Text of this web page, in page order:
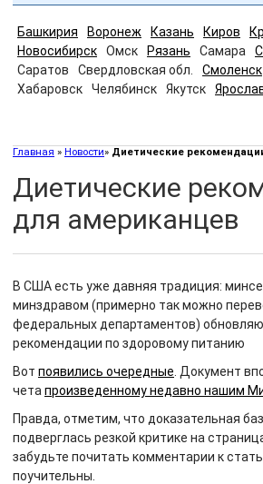
Башкирия Воронеж Казань Киров
Новосибирск
Омск Рязань Самара
Саратов
Свердловская обл. Смоленск
Хабаровск
Челябинск Якутск
Главная » Новости» Диетические
Диетические
для американцев
В США есть уже давняя традиция:
минздравом (примерно так можно
федеральных департаментов)
рекомендации по здоровому питанию
Вот появились очередные . Документ
чета произведенному недавно нашим
Правда, отметим, что доказательная
подверглась резкой критике на
забудьте почитать комментарии к
поучительны.